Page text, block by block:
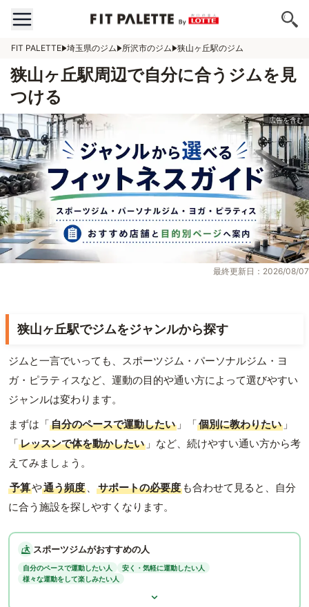
FIT PALETTE 埼玉県のジム 所沢市のジム 狭山ヶ丘駅のジム
狭山ヶ丘駅周辺で自分に合うジムを見
つける
最終更新日：2026/08/07
狭山ヶ丘駅でジムをジャンルから探す
ジムと一言でいっても、スポーツジム・パーソナルジム・ヨ
ガ・ピラティスなど、運動の目的や通い方によって選びやすい
ジャンルは変わります。
まずは「自分のペースで運動したい 」「個別に教わりたい 」
「レッスンで体を動かしたい 」など、続けやすい通い方から考
えてみましょう。
予算や通う頻度 、 サポートの必要度 も合わせて見ると、自分
に合う施設を探しやすくなります。
スポーツジムがおすすめの人
自分のペースで運動したい人
安く・気軽に運動したい人
様々な運動をして楽しみたい人